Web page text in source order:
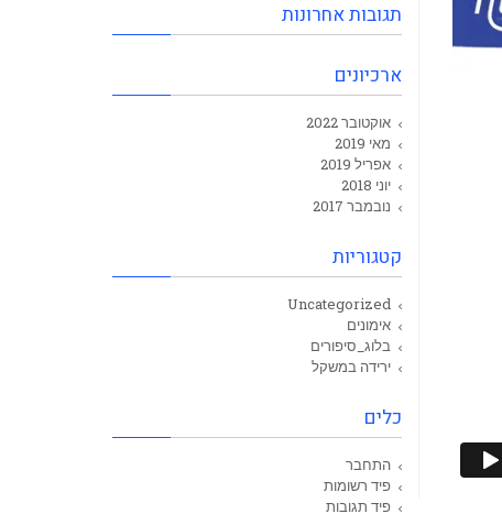
תגובות אחרונות
ארכיונים
אוקטובר 2022
מאי 2019
אפריל 2019
יוני 2018
נובמבר 2017
קטגוריות
Uncategorized
אימונים
בלוג_סיפורים
ירידה במשקל
כלים
התחבר
פיד רשומות
פיד תגובות